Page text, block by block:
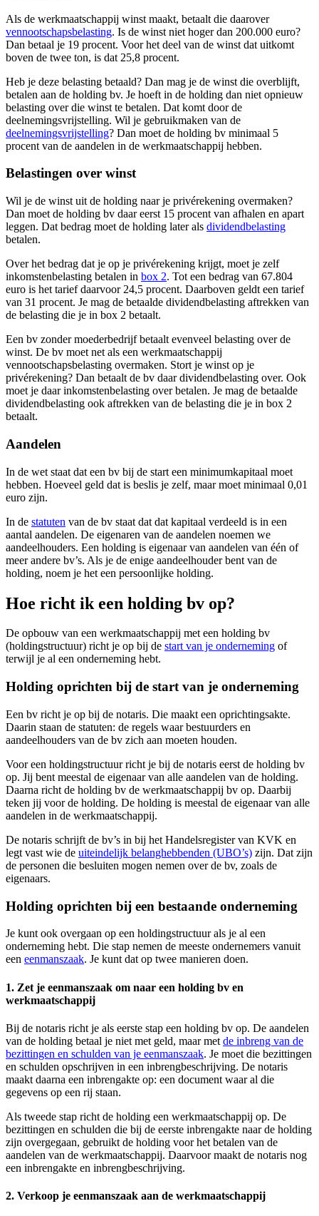
Als de werkmaatschappij winst maakt, betaalt die daarover
vennootschapsbelasting. Is de winst niet hoger dan 200.000 euro?
Dan betaal je 19 procent. Voor het deel van de winst dat uitkomt
boven de twee ton, is dat 25,8 procent.
Heb je deze belasting betaald? Dan mag je de winst die overblijft,
betalen aan de holding bv. Je hoeft in de holding dan niet opnieuw
belasting over die winst te betalen. Dat komt door de
deelnemingsvrijstelling. Wil je gebruikmaken van de
deelnemingsvrijstelling? Dan moet de holding bv minimaal 5
procent van de aandelen in de werkmaatschappij hebben.
Belastingen over winst
Wil je de winst uit de holding naar je privérekening overmaken?
Dan moet de holding bv daar eerst 15 procent van afhalen en apart
leggen. Dat bedrag moet de holding later als dividendbelasting
betalen.
Over het bedrag dat je op je privérekening krijgt, moet je zelf
inkomstenbelasting betalen in box 2. Tot een bedrag van 67.804
euro is het tarief daarvoor 24,5 procent. Daarboven geldt een tarief
van 31 procent. Je mag de betaalde dividendbelasting aftrekken van
de belasting die je in box 2 betaalt.
Een bv zonder moederbedrijf betaalt evenveel belasting over de
winst. De bv moet net als een werkmaatschappij
vennootschapsbelasting overmaken. Stort je winst op je
privérekening? Dan betaalt de bv daar dividendbelasting over. Ook
moet je daar inkomstenbelasting over betalen. Je mag de betaalde
dividendbelasting ook aftrekken van de belasting die je in box 2
betaalt.
Aandelen
In de wet staat dat een bv bij de start een minimumkapitaal moet
hebben. Hoeveel geld dat is beslis je zelf, maar moet minimaal 0,01
euro zijn.
In de statuten van de bv staat dat dat kapitaal verdeeld is in een
aantal aandelen. De eigenaren van de aandelen noemen we
aandeelhouders. Een holding is eigenaar van aandelen van één of
meer andere bv’s. Als je de enige aandeelhouder bent van de
holding, noem je het een persoonlijke holding.
Hoe richt ik een holding bv op?
De opbouw van een werkmaatschappij met een holding bv
(holdingstructuur) richt je op bij de start van je onderneming of
terwijl je al een onderneming hebt.
Holding oprichten bij de start van je onderneming
Een bv richt je op bij de notaris. Die maakt een oprichtingsakte.
Daarin staan de statuten: de regels waar bestuurders en
aandeelhouders van de bv zich aan moeten houden.
Voor een holdingstructuur richt je bij de notaris eerst de holding bv
op. Jij bent meestal de eigenaar van alle aandelen van de holding.
Daarna richt de holding bv de werkmaatschappij bv op. Daarbij
teken jij voor de holding. De holding is meestal de eigenaar van alle
aandelen in de werkmaatschappij.
De notaris schrijft de bv’s in bij het Handelsregister van KVK en
legt vast wie de uiteindelijk belanghebbenden (UBO’s) zijn. Dat zijn
de personen die besluiten mogen nemen over de bv, zoals de
eigenaars.
Holding oprichten bij een bestaande onderneming
Je kunt ook overgaan op een holdingstructuur als je al een
onderneming hebt. Die stap nemen de meeste ondernemers vanuit
een eenmanszaak. Je kunt dat op twee manieren doen.
1. Zet je eenmanszaak om naar een holding bv en
werkmaatschappij
Bij de notaris richt je als eerste stap een holding bv op. De aandelen
van de holding betaal je niet met geld, maar met de inbreng van de
bezittingen en schulden van je eenmanszaak. Je moet die bezittingen
en schulden opschrijven in een inbrengbeschrijving. De notaris
maakt daarna een inbrengakte op: een document waar al die
gegevens op een rij staan.
Als tweede stap richt de holding een werkmaatschappij op. De
bezittingen en schulden die bij de eerste inbrengakte naar de holding
zijn overgegaan, gebruikt de holding voor het betalen van de
aandelen van de werkmaatschappij. Daarvoor maakt de notaris nog
een inbrengakte en inbrengbeschrijving.
2. Verkoop je eenmanszaak aan de werkmaatschappij